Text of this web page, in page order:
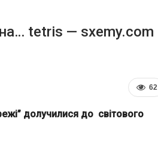
tetris — sxemy.com
62
долучилися до світового